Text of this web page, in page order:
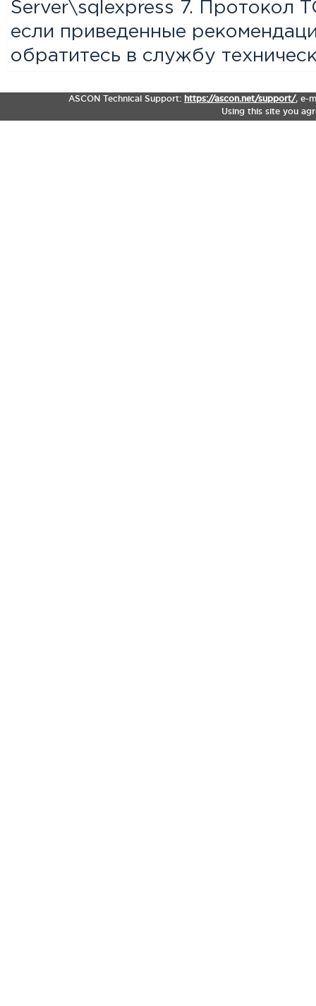
Server\sqlexpress 7. Протокол
если приведенные
обратитесь в службу
ASCON Technical Support: https://ascon.net/support/, e-
Using this site you